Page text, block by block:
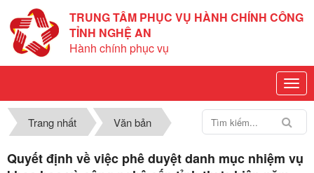
TRUNG TÂM PHỤC VỤ HÀNH CHÍNH CÔNG
TỈNH NGHỆ AN
Hành chính phục vụ
Trang nhất Văn bản
Quyết định về việc phê duyệt danh mục nhiệm vụ